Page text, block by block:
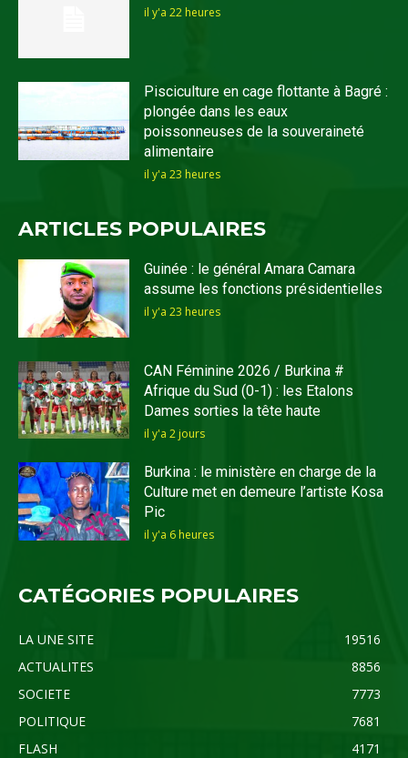
il y'a 22 heures
Pisciculture en cage flottante à Bagré :
plongée dans les eaux
poissonneuses de la souveraineté
alimentaire
il y'a 23 heures
ARTICLES POPULAIRES
Guinée : le général Amara Camara
assume les fonctions présidentielles
il y'a 23 heures
CAN Féminine 2026 / Burkina #
Afrique du Sud (0-1) : les Etalons
Dames sorties la tête haute
il y'a 2 jours
Burkina : le ministère en charge de la
Culture met en demeure l’artiste Kosa
Pic
il y'a 6 heures
CATÉGORIES POPULAIRES
LA UNE SITE
19516
ACTUALITES
8856
SOCIETE
7773
POLITIQUE
7681
FLASH
4171